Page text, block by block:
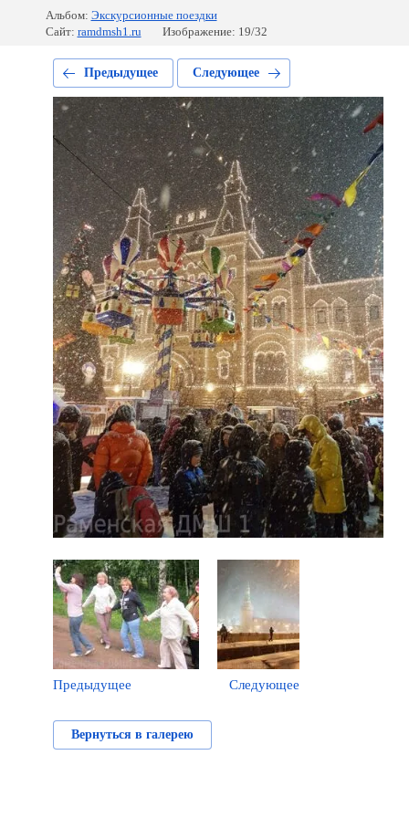
Альбом: Экскурсионные поездки
Сайт: ramdmsh1.ru Изображение: 19/32
Предыдущее Следующее
Предыдущее Следующее
Вернуться в галерею